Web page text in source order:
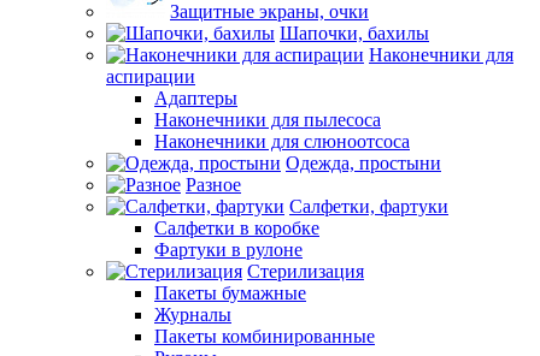
Защитные экраны, очки
Шапочки, бахилы
Наконечники для
аспирации
Адаптеры
Наконечники для пылесоса
Наконечники для слюноотсоса
Одежда, простыни
Разное
Салфетки, фартуки
Салфетки в коробке
Фартуки в рулоне
Стерилизация
Пакеты бумажные
Журналы
Пакеты комбинированные